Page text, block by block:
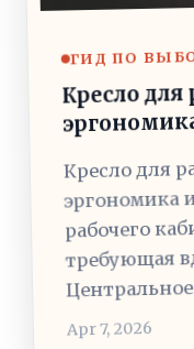
ГИД ПО
Кресло для
Кресло для
эргономика
рабочего
требующая
Apr 7, 2026